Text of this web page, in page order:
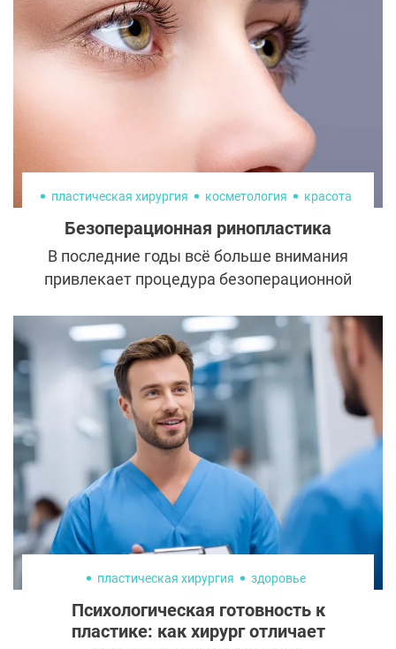
татуировка несла сильнейшую смысловую
нагрузку, но со временем утратила такую
значимость. В современном мире рисунки
на теле – это дань моде, протест,
провокация или символ привязанности и
любви. Но мода проходит, протест
исчезает, любовь заканчивается, а
татуировка остается. «Как удалить тату?»
– ответ знают звезды.
пластическая хирургия косметология красота
Безоперационная ринопластика
В последние годы всё больше внимания
привлекает процедура безоперационной
«жидкая ринопластика». Это метод, при
котором для корректировки формы носа
используются инъекции гиалуроновой
кислоты.
пластическая хирургия здоровье
Психологическая готовность к
пластике: как хирург отличает